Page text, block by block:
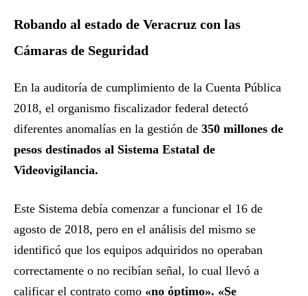
Robando al estado de Veracruz con las
Cámaras de Seguridad
En la auditoría de cumplimiento de la Cuenta Pública
2018, el organismo fiscalizador federal detectó
diferentes anomalías en la gestión de 350 millones de
pesos destinados al Sistema Estatal de
Videovigilancia.
Este Sistema debía comenzar a funcionar el 16 de
agosto de 2018, pero en el análisis del mismo se
identificó que los equipos adquiridos no operaban
correctamente o no recibían señal, lo cual llevó a
calificar el contrato como «no óptimo». «Se